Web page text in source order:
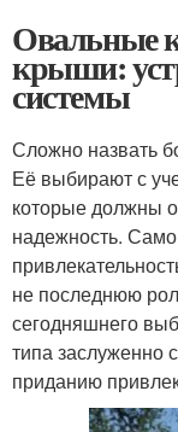
Овальные
крыши:
системы
Сложно назвать
Её выбирают с
которые должны
надежность.
не последнюю
сегодняшнего
типа заслуженно
приданию